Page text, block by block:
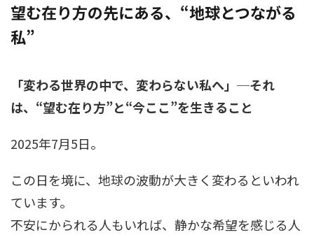
望む在り方の先にある、“地球とつながる
私”
「変わる世界の中で、変わらない私へ」─それ
は、“望む在り方”と“今ここ”を生きること
2025年7月5日。
この日を境に、地球の波動が大きく変わるといわれ
ています。
不安にかられる人もいれば、静かな希望を感じる人